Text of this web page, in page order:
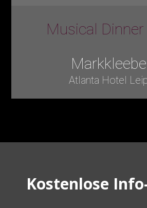
Musical
Atlanta Hotel
Kostenlose